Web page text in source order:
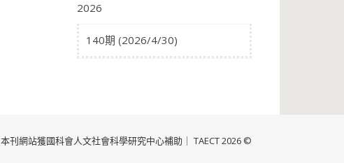
2026
140期 (2026/4/30)
本刊網站獲國科會人文社會科學研究中心補助｜ TAECT 2026 ©